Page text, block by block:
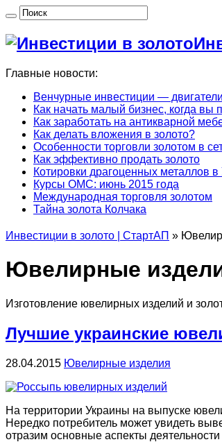
Главные новости:
Венчурные инвестиции —
Как начать малый бизнес, когда вы
Как заработать на антикварной
Как делать вложения в золото?
Особенности торговли золотом в
Как эффективно продать золото
Котировки драгоценных металлов
Курсы ОМС: июнь 2015 года
Международная торговля золотом
Тайна золота Колчака
Инвестиции в золото | СтартАП »
Ювелирные
Изготовление ювелирных изделий и
Лучшие украинские
28.04.2015 Ювелирные изделия
На территории Украины на выпуске
Нередко потребитель может увидеть
отразим основные аспекты